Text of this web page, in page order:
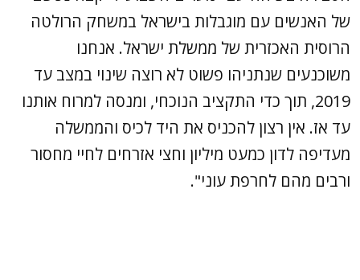
של האנשים עם מוגבלות בישראל במשחק הרולטה
הרוסית האכזרית של ממשלת ישראל. אנחנו
משוכנעים שנתניהו פשוט לא רוצה שינוי במצב עד
2019, תוך כדי התקציב הנוכחי, ומנסה למרוח אותנו
עד אז. אין רצון להכניס את היד לכיס והממשלה
מעדיפה לדון כמעט מיליון וחצי אזרחים לחיי מחסור
ורבים מהם לחרפת עוני".